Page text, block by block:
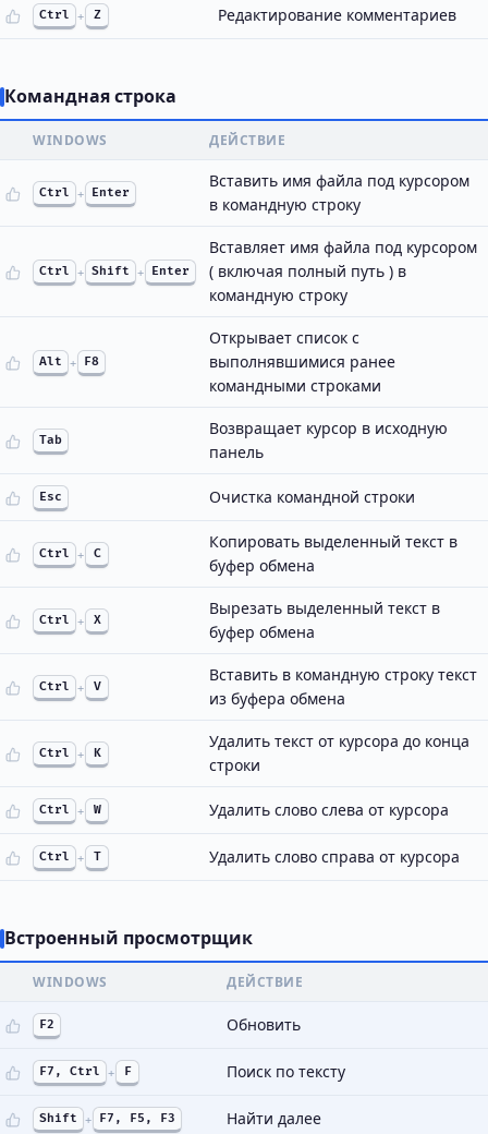
Ctrl + Z Редактирование комментариев
Командная строка
WINDOWS ДЕЙСТВИЕ
Ctrl + Enter
Вставить имя файла под курсором
в командную строку
Ctrl + Shift + Enter
Вставляет имя файла под курсором
( включая полный путь ) в
командную строку
Alt + F8
Открывает список с
выполнявшимися ранее
командными строками
Tab
Возвращает курсор в исходную
панель
Esc Очистка командной строки
Ctrl + C
Копировать выделенный текст в
буфер обмена
Ctrl + X
Вырезать выделенный текст в
буфер обмена
Ctrl + V
Вставить в командную строку текст
из буфера обмена
Ctrl + K
Удалить текст от курсора до конца
строки
Ctrl + W Удалить слово слева от курсора
Ctrl + T Удалить слово справа от курсора
Встроенный просмотрщик
WINDOWS ДЕЙСТВИЕ
F2 Обновить
F7, Ctrl + F Поиск по тексту
Shift + F7, F5, F3 Найти далее